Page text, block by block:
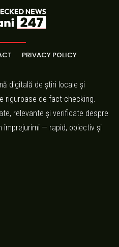
PRIVACY POLICY
digitală de știri locale și
riguroase de fact-checking.
relevante și verificate despre
împrejurimi — rapid, obiectiv și